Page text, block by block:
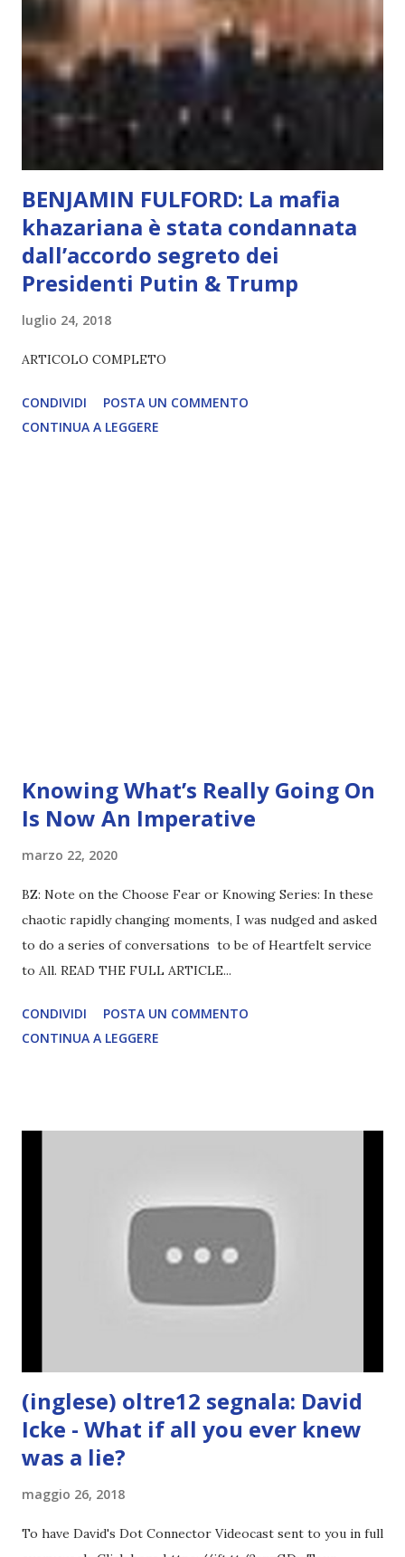
non può essere Coscienza. Può copiare, ma non può vivere
l’esperienza. Come diventerà ovvio Man mano che l’IA
diventerà sempre più avanzata (soprattutto tra il 2027 e il
2035), emergeranno situazioni che renderanno la differenza
lampante: L’IA sarà in gr...
BENJAMIN FULFORD: La mafia
khazariana è stata condannata
dall’accordo segreto dei
Presidenti Putin & Trump
luglio 24, 2018
ARTICOLO COMPLETO
CONDIVIDI
POSTA UN COMMENTO
CONTINUA A LEGGERE
Knowing What’s Really Going On
Is Now An Imperative
marzo 22, 2020
BZ: Note on the Choose Fear or Knowing Series: In these
chaotic rapidly changing moments, I was nudged and asked
to do a series of conversations to be of Heartfelt service
to All. READ THE FULL ARTICLE...
CONDIVIDI
POSTA UN COMMENTO
CONTINUA A LEGGERE
(inglese) oltre12 segnala: David
Icke - What if all you ever knew
was a lie?
maggio 26, 2018
To have David's Dot Connector Videocast sent to you in full